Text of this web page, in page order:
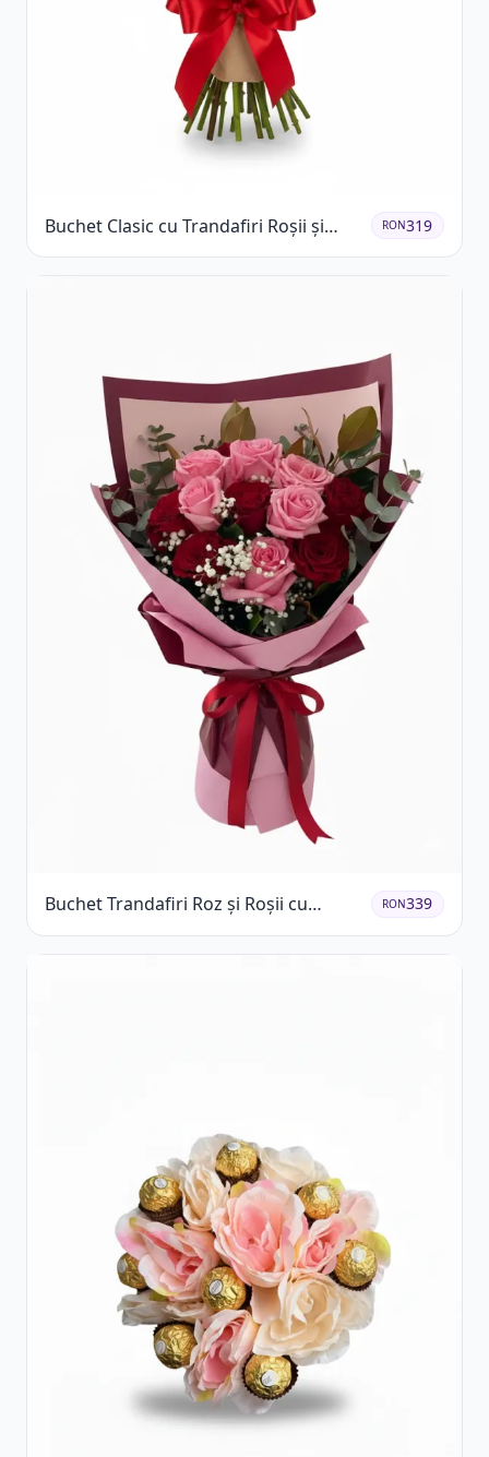
Buchet Clasic cu Trandafiri Roșii și
Gypsophila
RON319
Buchet Trandafiri Roz și Roșii cu
Eucalipt și Gypsophila
RON339